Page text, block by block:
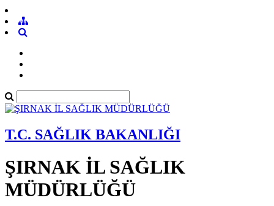
T.C. SAĞLIK BAKANLIĞI
ŞIRNAK İL SAĞLIK
MÜDÜRLÜĞÜ